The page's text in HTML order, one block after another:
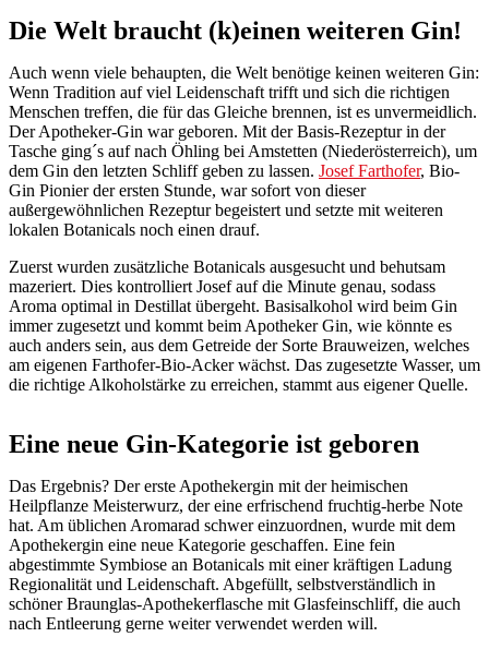
Die Welt braucht (k)einen weiteren Gin!
Auch wenn viele behaupten, die Welt benötige keinen weiteren Gin:
Wenn Tradition auf viel Leidenschaft trifft und sich die richtigen
Menschen treffen, die für das Gleiche brennen, ist es unvermeidlich.
Der Apotheker-Gin war geboren. Mit der Basis-Rezeptur in der
Tasche ging´s auf nach Öhling bei Amstetten (Niederösterreich), um
dem Gin den letzten Schliff geben zu lassen. Josef Farthofer, Bio-
Gin Pionier der ersten Stunde, war sofort von dieser
außergewöhnlichen Rezeptur begeistert und setzte mit weiteren
lokalen Botanicals noch einen drauf.
Zuerst wurden zusätzliche Botanicals ausgesucht und behutsam
mazeriert. Dies kontrolliert Josef auf die Minute genau, sodass
Aroma optimal in Destillat übergeht. Basisalkohol wird beim Gin
immer zugesetzt und kommt beim Apotheker Gin, wie könnte es
auch anders sein, aus dem Getreide der Sorte Brauweizen, welches
am eigenen Farthofer-Bio-Acker wächst. Das zugesetzte Wasser, um
die richtige Alkoholstärke zu erreichen, stammt aus eigener Quelle.
Eine neue Gin-Kategorie ist geboren
Das Ergebnis? Der erste Apothekergin mit der heimischen
Heilpflanze Meisterwurz, der eine erfrischend fruchtig-herbe Note
hat. Am üblichen Aromarad schwer einzuordnen, wurde mit dem
Apothekergin eine neue Kategorie geschaffen. Eine fein
abgestimmte Symbiose an Botanicals mit einer kräftigen Ladung
Regionalität und Leidenschaft. Abgefüllt, selbstverständlich in
schöner Braunglas-Apothekerflasche mit Glasfeinschliff, die auch
nach Entleerung gerne weiter verwendet werden will.